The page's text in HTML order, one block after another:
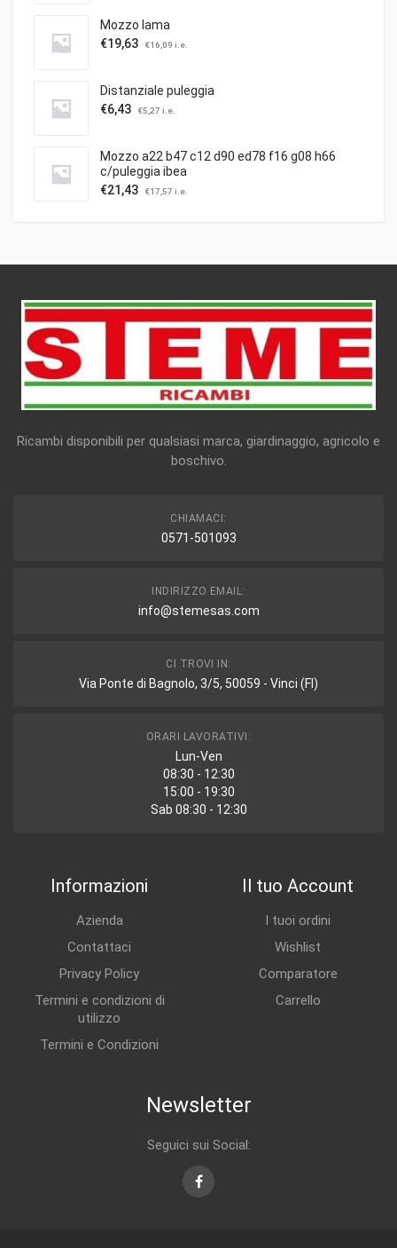
Mozzo lama
€19,63 €16,09 i.e.
Distanziale puleggia
€6,43 €5,27 i.e.
Mozzo a22 b47 c12 d90 ed78 f16 g08 h66
c/puleggia ibea
€21,43 €17,57 i.e.
Ricambi disponibili per qualsiasi marca, giardinaggio, agricolo e
boschivo.
CHIAMACI:
0571-501093
INDIRIZZO EMAIL:
info@stemesas.com
CI TROVI IN:
Via Ponte di Bagnolo, 3/5, 50059 - Vinci (FI)
ORARI LAVORATIVI:
Lun-Ven
08:30 - 12:30
15:00 - 19:30
Sab 08:30 - 12:30
Informazioni
Azienda
Contattaci
Privacy Policy
Termini e condizioni di
utilizzo
Termini e Condizioni
Il tuo Account
I tuoi ordini
Wishlist
Comparatore
Carrello
Newsletter
Seguici sui Social:
Facebook